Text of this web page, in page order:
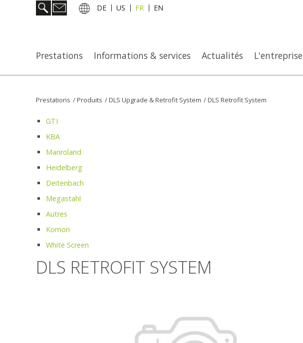
DE US FR EN
Prestations Informations & services Actualités L'entreprise
Prestations /Produits /DLS Upgrade & Retrofit System /DLS Retrofit System
GTI
KBA
Manroland
Heidelberg
Deitenbach
Megastahl
Autres
Komori
White Screen
DLS RETROFIT SYSTEM